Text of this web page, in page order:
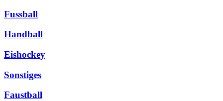
Fussball
Handball
Eishockey
Sonstiges
Faustball